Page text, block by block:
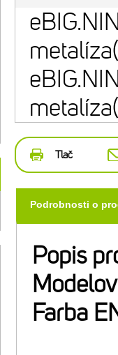
Tlač
Podrobnosti o
Popis
Farba